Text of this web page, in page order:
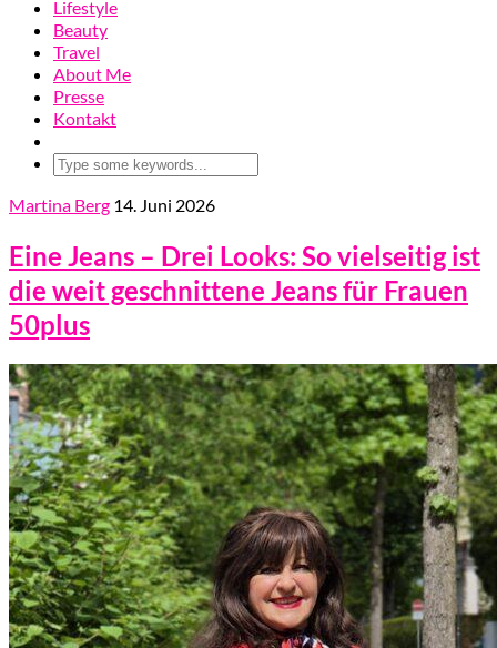
Lifestyle
Beauty
Travel
About Me
Presse
Kontakt
Martina Berg 14. Juni 2026
Eine Jeans – Drei Looks: So vielseitig ist
die weit geschnittene Jeans für Frauen
50plus